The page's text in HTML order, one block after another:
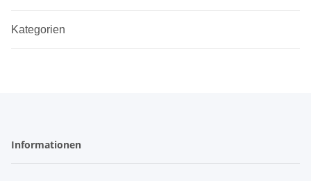
Kategorien
Informationen